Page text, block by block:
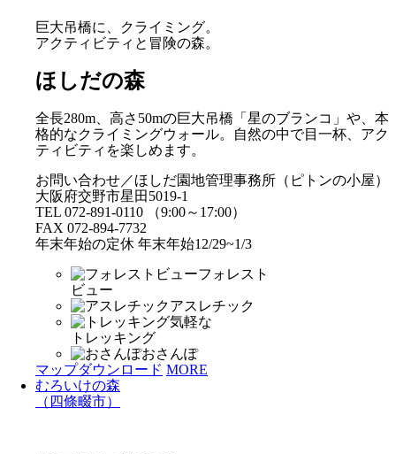
巨大吊橋に、クライミング。
アクティビティと冒険の森。
ほしだの森
全長280m、高さ50mの巨大吊橋「星のブランコ」や、本
格的なクライミングウォール。自然の中で目一杯、アク
ティビティを楽しめます。
お問い合わせ／ほしだ園地管理事務所（ピトンの小屋）
大阪府交野市星田5019-1
TEL 072-891-0110 （9:00～17:00）
FAX 072-894-7732
年末年始の定休 年末年始12/29~1/3
フォレスト
ビュー
アスレチック
気軽な
トレッキング
おさんぽ
マップダウンロード MORE
むろいけの森
（四條畷市）